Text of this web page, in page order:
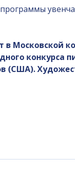
в Московской
конкурса
(США).